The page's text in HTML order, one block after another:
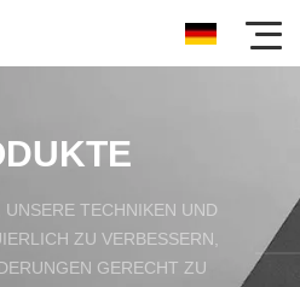
TECHNIKEN UND
ZU VERBESSERN,
GERECHT ZU